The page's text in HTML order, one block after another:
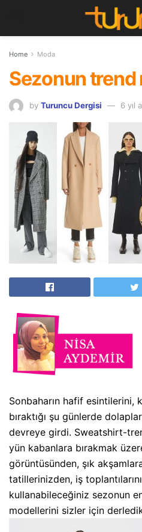
Home Moda
Sezonun trend
by Turuncu Dergisi 6 yıl
Sonbaharın hafif esintilerini,
bıraktığı şu günlerde
devreye girdi. Sweatshirt-
yün kabanlara bırakmak
görüntüsünden, şık
tatillerinizden, iş
kullanabileceğiniz sezonun
modellerini sizler için